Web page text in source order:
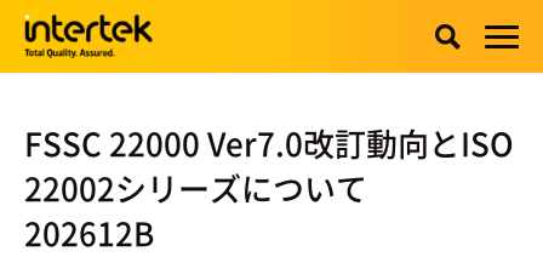
FSSC 22000 Ver7.0改訂動向とISO
22002シリーズについて
202612B